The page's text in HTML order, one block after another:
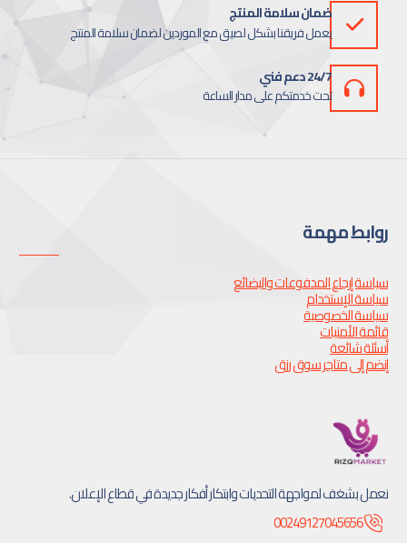
ضمان سلامة المنتج
يعمل فريقنا بشكل لصيق مع الموردين لضمان سلامة المنتج
24/7 دعم فني
تحت خدمتكم على مدار الساعة
روابط مهمة
سياسة إرجاع المدفوعات والبضائع
سياسة الإستخدام
سياسة الخصوصية
قائمة الأمنيات
أسئلة شائعة
إنضم إلى متاجر سوق رزق
نعمل بشغف لمواجهة التحديات وابتكار أفكار جديدة في قطاع الإعلان.
00249127045656